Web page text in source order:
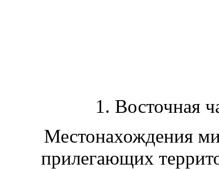
1. Восточная
Местонахождения
прилегающих